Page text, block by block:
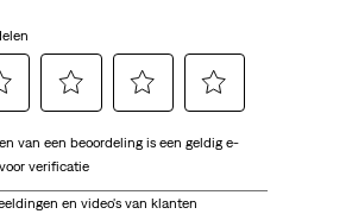
om
het
artikel
om
artikel
om
artikel
van een beoordeling is een geldig e-
verificatie
en video's van klanten